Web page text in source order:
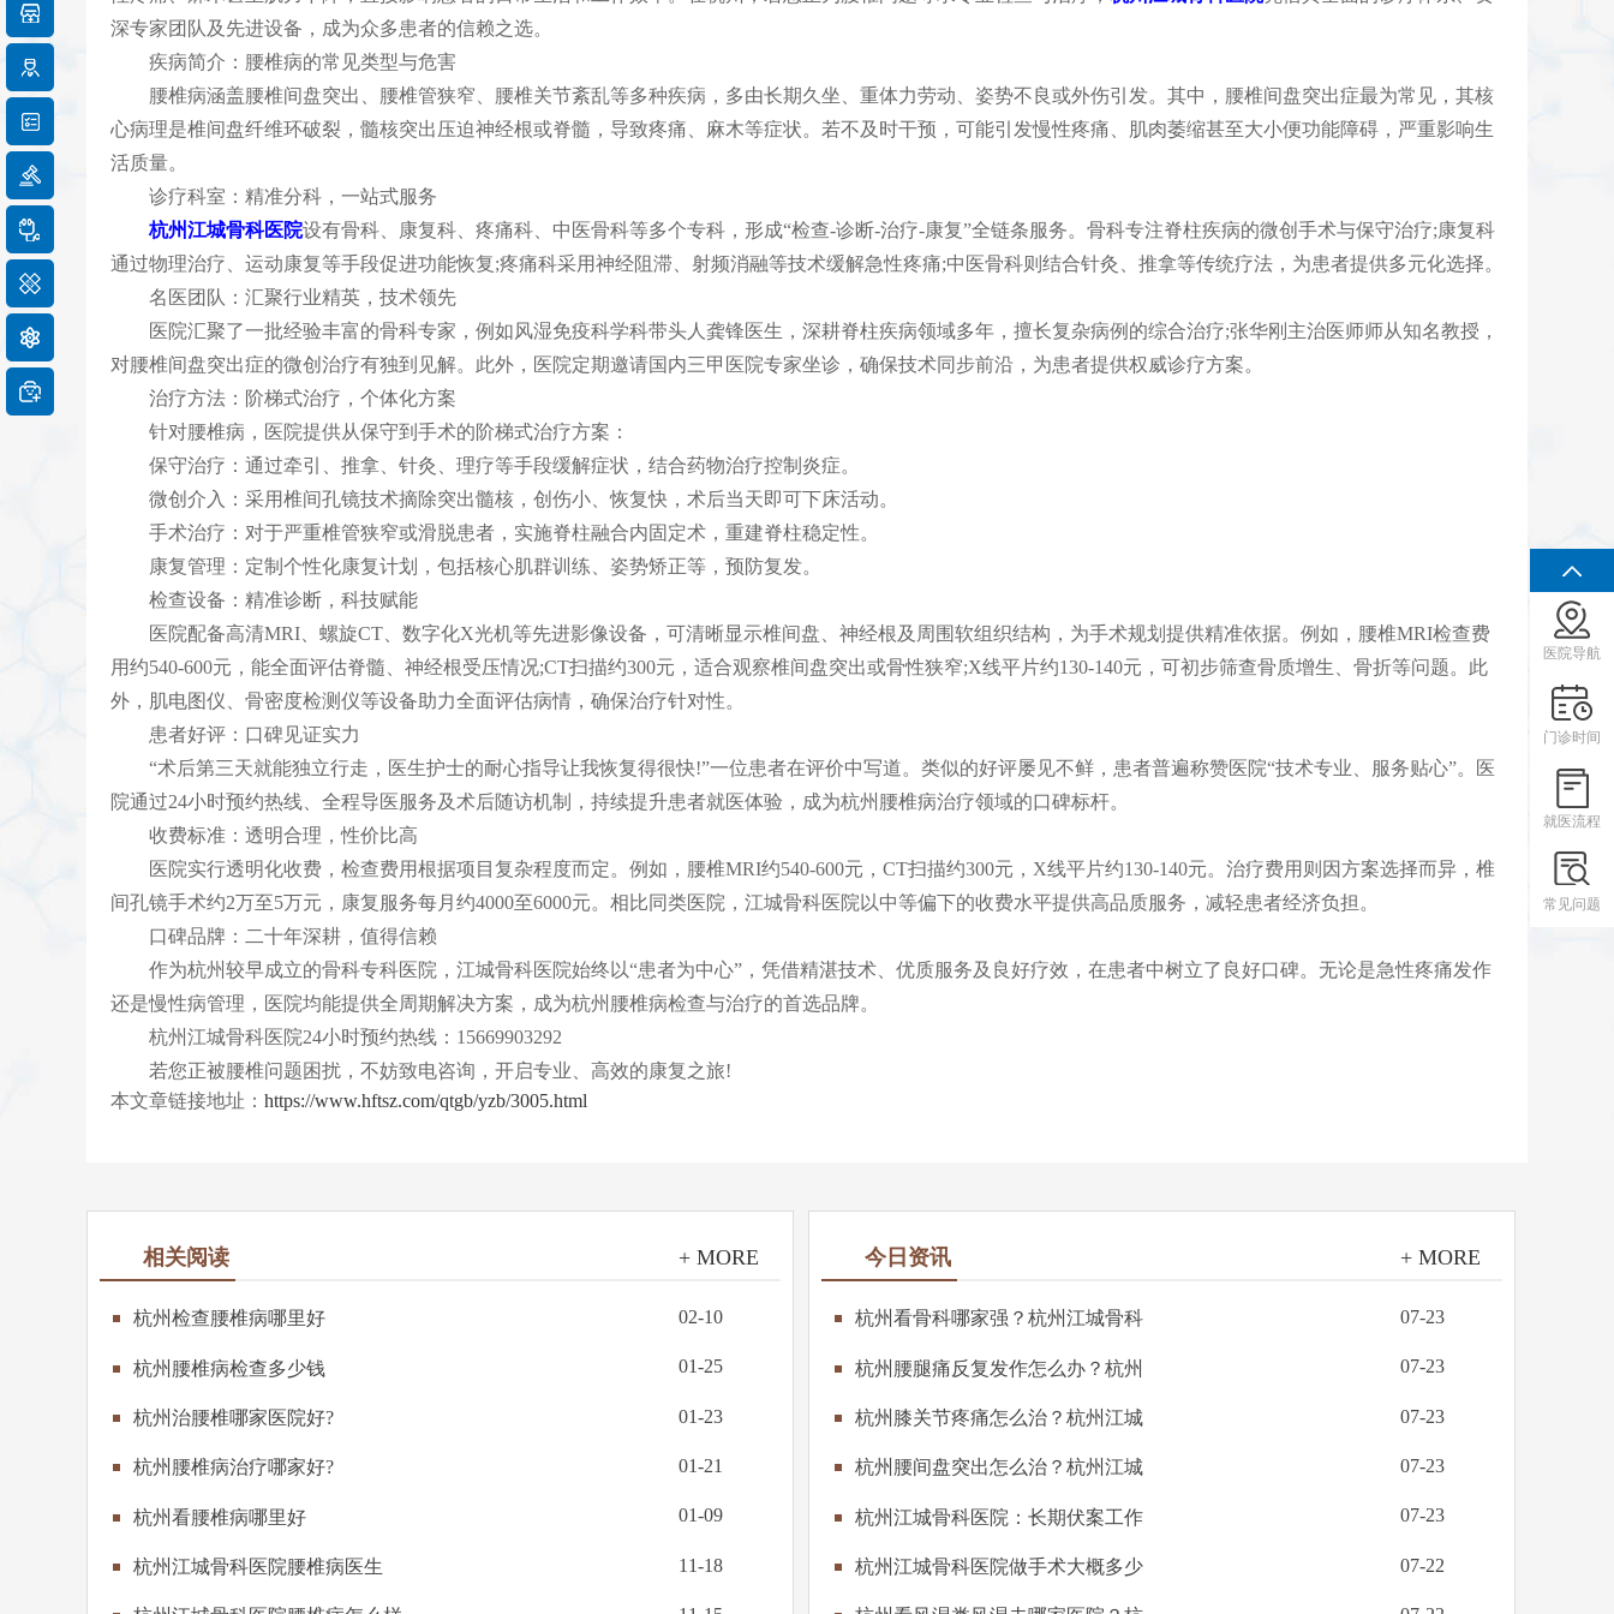
深专家团队及先进设备，成为众多患者的信赖之选。
疾病简介：腰椎病的常见类型与危害
腰椎病涵盖腰椎间盘突出、腰椎管狭窄、腰椎关节紊乱等多种疾病，多由长期久坐、重体力劳动、姿势不良或外伤引发。其中，腰椎间盘突出症最为常见，其核
心病理是椎间盘纤维环破裂，髓核突出压迫神经根或脊髓，导致疼痛、麻木等症状。若不及时干预，可能引发慢性疼痛、肌肉萎缩甚至大小便功能障碍，严重影响生
活质量。
诊疗科室：精准分科，一站式服务
杭州江城骨科医院设有骨科、康复科、疼痛科、中医骨科等多个专科，形成“检查-诊断-治疗-康复”全链条服务。骨科专注脊柱疾病的微创手术与保守治疗;康复科
通过物理治疗、运动康复等手段促进功能恢复;疼痛科采用神经阻滞、射频消融等技术缓解急性疼痛;中医骨科则结合针灸、推拿等传统疗法，为患者提供多元化选择。
名医团队：汇聚行业精英，技术领先
医院汇聚了一批经验丰富的骨科专家，例如风湿免疫科学科带头人龚锋医生，深耕脊柱疾病领域多年，擅长复杂病例的综合治疗;张华刚主治医师师从知名教授，
对腰椎间盘突出症的微创治疗有独到见解。此外，医院定期邀请国内三甲医院专家坐诊，确保技术同步前沿，为患者提供权威诊疗方案。
治疗方法：阶梯式治疗，个体化方案
针对腰椎病，医院提供从保守到手术的阶梯式治疗方案：
保守治疗：通过牵引、推拿、针灸、理疗等手段缓解症状，结合药物治疗控制炎症。
微创介入：采用椎间孔镜技术摘除突出髓核，创伤小、恢复快，术后当天即可下床活动。
手术治疗：对于严重椎管狭窄或滑脱患者，实施脊柱融合内固定术，重建脊柱稳定性。
康复管理：定制个性化康复计划，包括核心肌群训练、姿势矫正等，预防复发。
检查设备：精准诊断，科技赋能
医院配备高清MRI、螺旋CT、数字化X光机等先进影像设备，可清晰显示椎间盘、神经根及周围软组织结构，为手术规划提供精准依据。例如，腰椎MRI检查费
用约540-600元，能全面评估脊髓、神经根受压情况;CT扫描约300元，适合观察椎间盘突出或骨性狭窄;X线平片约130-140元，可初步筛查骨质增生、骨折等问题。此
外，肌电图仪、骨密度检测仪等设备助力全面评估病情，确保治疗针对性。
患者好评：口碑见证实力
“术后第三天就能独立行走，医生护士的耐心指导让我恢复得很快!”一位患者在评价中写道。类似的好评屡见不鲜，患者普遍称赞医院“技术专业、服务贴心”。医
院通过24小时预约热线、全程导医服务及术后随访机制，持续提升患者就医体验，成为杭州腰椎病治疗领域的口碑标杆。
收费标准：透明合理，性价比高
医院实行透明化收费，检查费用根据项目复杂程度而定。例如，腰椎MRI约540-600元，CT扫描约300元，X线平片约130-140元。治疗费用则因方案选择而异，椎
间孔镜手术约2万至5万元，康复服务每月约4000至6000元。相比同类医院，江城骨科医院以中等偏下的收费水平提供高品质服务，减轻患者经济负担。
口碑品牌：二十年深耕，值得信赖
作为杭州较早成立的骨科专科医院，江城骨科医院始终以“患者为中心”，凭借精湛技术、优质服务及良好疗效，在患者中树立了良好口碑。无论是急性疼痛发作
还是慢性病管理，医院均能提供全周期解决方案，成为杭州腰椎病检查与治疗的首选品牌。
杭州江城骨科医院24小时预约热线：15669903292
若您正被腰椎问题困扰，不妨致电咨询，开启专业、高效的康复之旅!
本文章链接地址： https://www.hftsz.com/qtgb/yzb/3005.html
相关阅读 + MORE
杭州检查腰椎病哪里好 02-10
杭州腰椎病检查多少钱 01-25
杭州治腰椎哪家医院好? 01-23
杭州腰椎病治疗哪家好? 01-21
杭州看腰椎病哪里好 01-09
杭州江城骨科医院腰椎病医生 11-18
今日资讯 + MORE
杭州看骨科哪家强？杭州江城骨科 07-23
杭州腰腿痛反复发作怎么办？杭州 07-23
杭州膝关节疼痛怎么治？杭州江城 07-23
杭州腰间盘突出怎么治？杭州江城 07-23
杭州江城骨科医院：长期伏案工作 07-23
杭州江城骨科医院做手术大概多少 07-22
医院导航
门诊时间
就医流程
常见问题